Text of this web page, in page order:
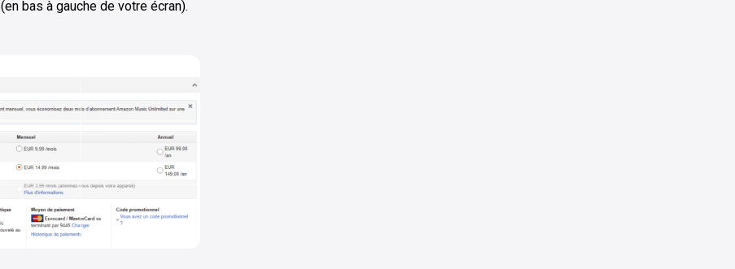
(en bas à gauche de votre écran).